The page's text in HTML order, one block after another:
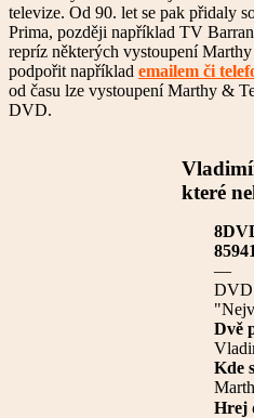
televize. Od 90. let se pak přidaly
Prima, později například TV
repríz některých vystoupení
podpořit například emailem či
od času lze vystoupení Marthy &
DVD.
které
—
DVD
Dvě
Kde
Hrej